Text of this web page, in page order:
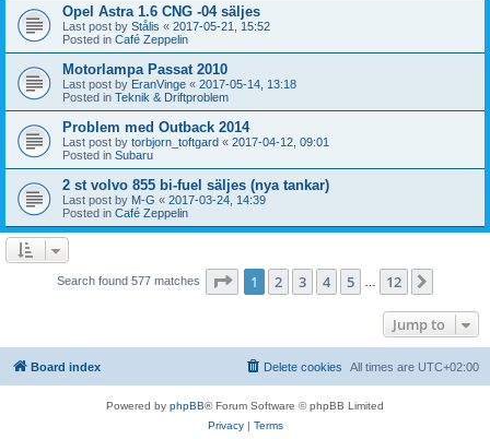
Opel Astra 1.6 CNG -04 säljes
Last post by Stålis « 2017-05-21, 15:52
Posted in Café Zeppelin
Motorlampa Passat 2010
Last post by EranVinge « 2017-05-14, 13:18
Posted in Teknik & Driftproblem
Problem med Outback 2014
Last post by torbjorn_toftgard « 2017-04-12, 09:01
Posted in Subaru
2 st volvo 855 bi-fuel säljes (nya tankar)
Last post by M-G « 2017-03-24, 14:39
Posted in Café Zeppelin
Search found 577 matches Page 1of 12
1 2 3 4 5 12
Jump to
Board index All times are UTC+02:00
Delete cookies
Powered by phpBB® Forum Software © phpBB Limited
Privacy| Terms